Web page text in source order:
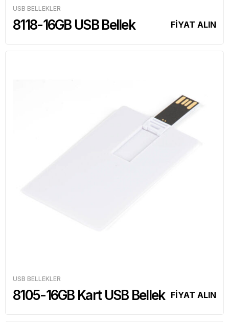
USB BELLEKLER
8118-16GB USB Bellek FİYAT ALIN
USB BELLEKLER
8105-16GB Kart USB Bellek FİYAT ALIN